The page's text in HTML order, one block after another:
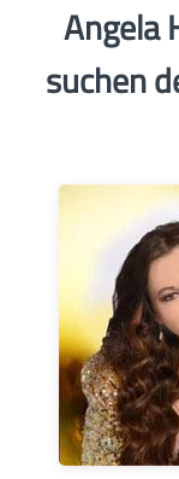
Angela
suchen